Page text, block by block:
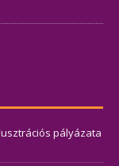
pályázata